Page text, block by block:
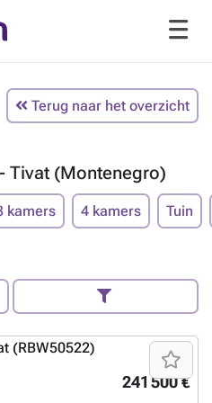
Terug naar het overzicht
Tivat (Montenegro)
kamers 4 kamers Tuin
241 500 €